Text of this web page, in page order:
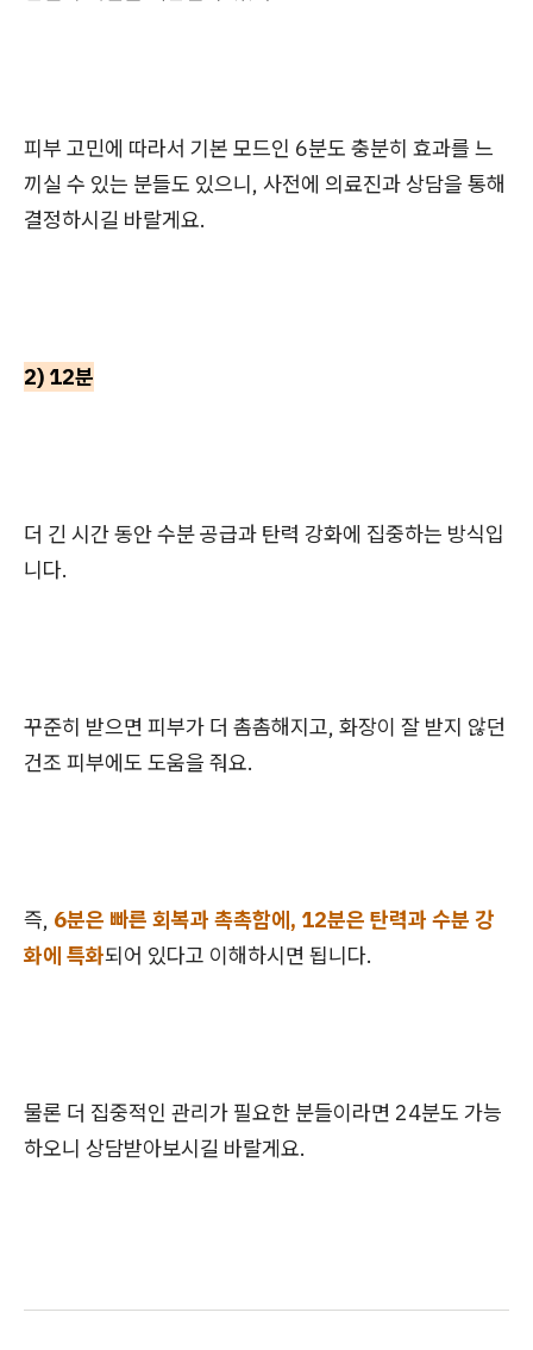
피부 고민에 따라서 기본 모드인 6분도 충분히 효과를 느
끼실 수 있는 분들도 있으니, 사전에 의료진과 상담을 통해
결정하시길 바랄게요.
2) 12분
더 긴 시간 동안 수분 공급과 탄력 강화에 집중하는 방식입
니다.
꾸준히 받으면 피부가 더 촘촘해지고, 화장이 잘 받지 않던
건조 피부에도 도움을 줘요.
즉, 6분은 빠른 회복과 촉촉함에, 12분은 탄력과 수분 강
화에 특화되어 있다고 이해하시면 됩니다.
물론 더 집중적인 관리가 필요한 분들이라면 24분도 가능
하오니 상담받아보시길 바랄게요.